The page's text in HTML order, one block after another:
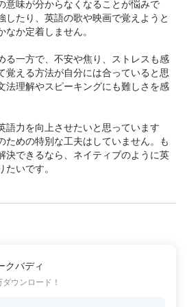
意味が分からなくなることが悩みで
したり、英語の歌や映画で覚えようと
なか定着しません。
る一方で、不安や焦り、ストレスも感
覚える方法が自分には合っていると思
法理解やスピーキングにも難しさを感
語力を向上させたいと思っています
ための特別な工夫はしていません。も
決できるなら、ネイティブのように英
いです。
クバディ
ウンロード！